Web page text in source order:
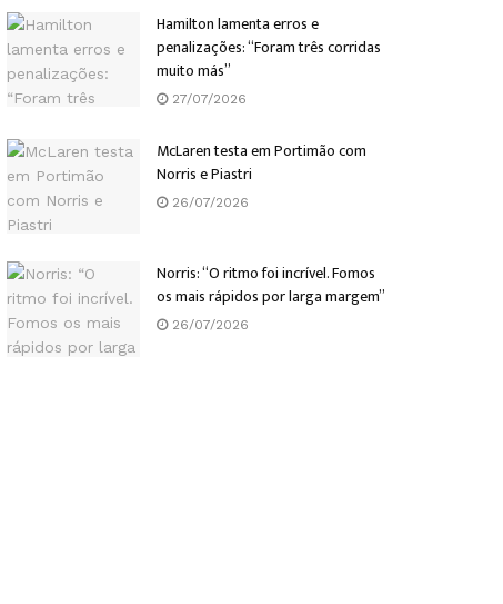
Hamilton lamenta erros e
penalizações: “Foram três corridas
muito más”
27/07/2026
McLaren testa em Portimão com
Norris e Piastri
26/07/2026
Norris: “O ritmo foi incrível. Fomos
os mais rápidos por larga margem”
26/07/2026